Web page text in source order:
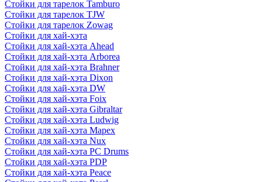
Стойки для тарелок Tamburo
Стойки для тарелок TJW
Стойки для тарелок Zowag
Стойки для хай-хэта
Стойки для хай-хэта Ahead
Стойки для хай-хэта Arborea
Стойки для хай-хэта Brahner
Стойки для хай-хэта Dixon
Стойки для хай-хэта DW
Стойки для хай-хэта Foix
Стойки для хай-хэта Gibraltar
Стойки для хай-хэта Ludwig
Стойки для хай-хэта Mapex
Стойки для хай-хэта Nux
Стойки для хай-хэта PC Drums
Стойки для хай-хэта PDP
Стойки для хай-хэта Peace